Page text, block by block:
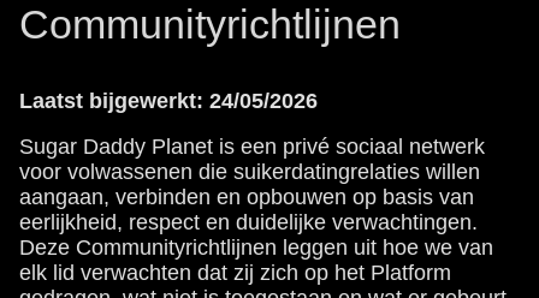
Communityrichtlijnen
Laatst bijgewerkt: 24/05/2026
Sugar Daddy Planet is een privé sociaal netwerk
voor volwassenen die suikerdatingrelaties willen
aangaan, verbinden en opbouwen op basis van
eerlijkheid, respect en duidelijke verwachtingen.
Deze Communityrichtlijnen leggen uit hoe we van
elk lid verwachten dat zij zich op het Platform